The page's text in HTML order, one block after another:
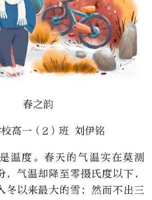
春之韵
高一（2）班 刘伊铭
温度。春天的气温实在莫测
气温却降至零摄氏度以下，
冬以来最大的雪；然而不出三